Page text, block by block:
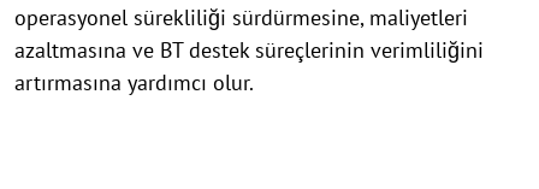
operasyonel sürekliliği sürdürmesine, maliyetleri
azaltmasına ve BT destek süreçlerinin verimliliğini
artırmasına yardımcı olur.